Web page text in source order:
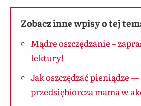
Zobacz inne wpisy o tej
Mądre oszczędzanie –
lektury!
Jak oszczędzać pieniądze
przedsiębiorcza mama w